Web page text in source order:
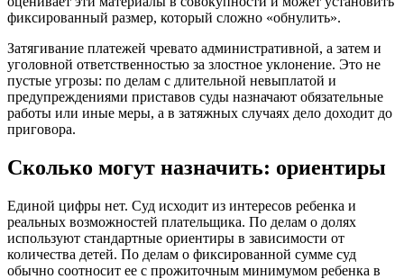
фиксированный размер, который сложно «обнулить».
Затягивание платежей чревато административной, а затем и
уголовной ответственностью за злостное уклонение. Это не
пустые угрозы: по делам с длительной невыплатой и
предупреждениями приставов суды назначают обязательные
работы или иные меры, а в затяжных случаях дело доходит до
приговора.
Сколько могут назначить: ориентиры
Единой цифры нет. Суд исходит из интересов ребенка и
реальных возможностей плательщика. По делам о долях
используют стандартные ориентиры в зависимости от
количества детей. По делам о фиксированной сумме суд
обычно соотносит ее с прожиточным минимумом ребенка в